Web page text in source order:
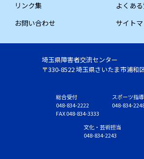
リンク集
よくあ
お問い合わせ
サイト
埼玉県障害者交流センター
〒330-8522 埼玉県さいたま市浦和
総合受付
048-834-2222
FAX 048-834-3333
スポーツ指
048-834-
文化・芸術担当
048-834-2243